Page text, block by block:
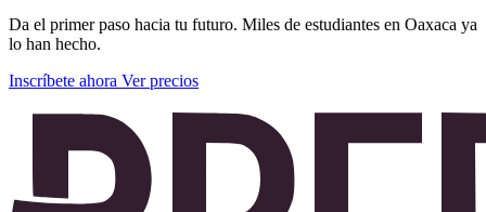
Da el primer paso hacia tu futuro. Miles de estudiantes en Oaxaca ya
lo han hecho.
Inscríbete ahora Ver precios